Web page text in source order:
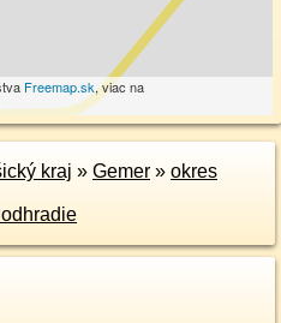
Freemap.sk, viac na
kraj » Gemer » okres